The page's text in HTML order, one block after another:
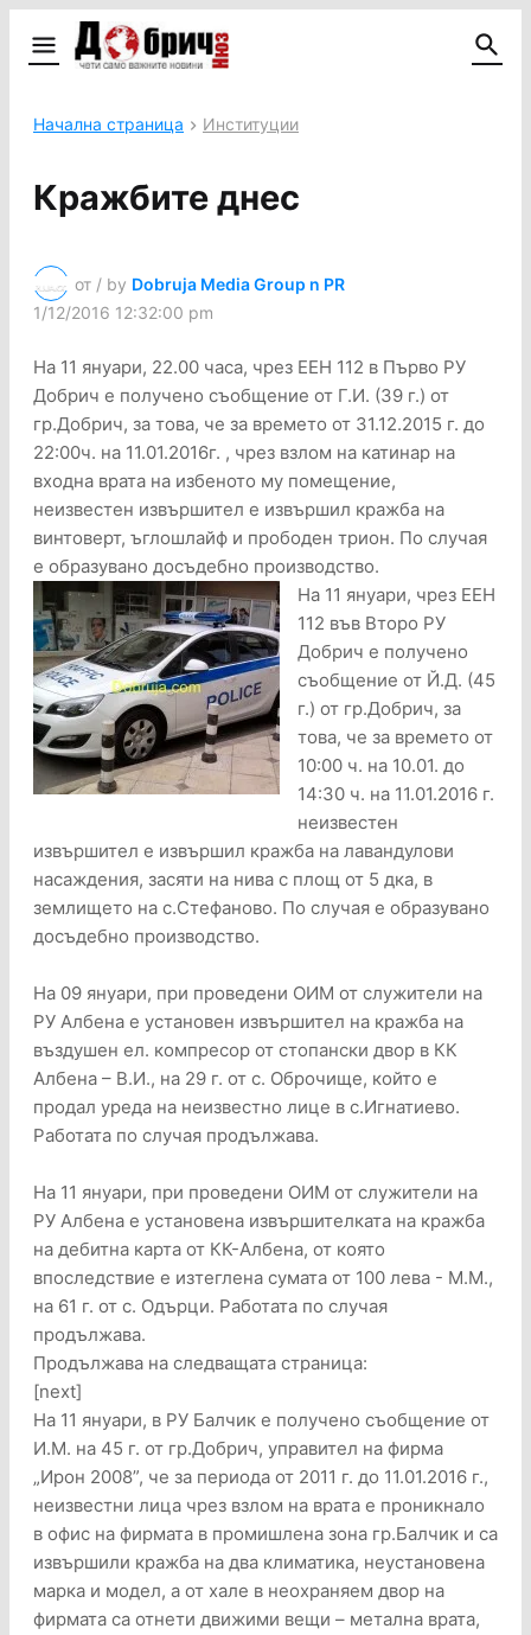
Начална страница Институции
Кражбите днес
от / by Dobruja Media Group n PR
1/12/2016 12:32:00 pm
На 11 януари, 22.00 часа, чрез ЕЕН 112 в Първо РУ
Добрич e получено съобщение от Г.И. (39 г.) от
гр.Добрич, за това, че за времето от 31.12.2015 г. до
22:00ч. на 11.01.2016г. , чрез взлом на катинар на
входна врата на избеното му помещение,
неизвестен извършител е извършил кражба на
винтоверт, ъглошлайф и прободен трион. По случая
е образувано досъдебно производство.
На 11 януари, чрез ЕЕН
112 във Второ РУ
Добрич e получено
съобщение от Й.Д. (45
г.) от гр.Добрич, за
това, че за времето от
10:00 ч. на 10.01. до
14:30 ч. на 11.01.2016 г.
неизвестен
извършител е извършил кражба на лавандулови
насаждения, засяти на нива с площ от 5 дка, в
землището на с.Стефаново. По случая е образувано
досъдебно производство.
На 09 януари, при проведени ОИМ от служители на
РУ Албена е установен извършител на кражба на
въздушен ел. компресор от стопански двор в КК
Албена – В.И., на 29 г. от с. Оброчище, който е
продал уреда на неизвестно лице в с.Игнатиево.
Работата по случая продължава.
На 11 януари, при проведени ОИМ от служители на
РУ Албена е установена извършителката на кражба
на дебитна карта от КК-Албена, от която
впоследствие е изтеглена сумата от 100 лева - М.М.,
на 61 г. от с. Одърци. Работата по случая
продължава.
Продължава на следващата страница:
[next]
На 11 януари, в РУ Балчик е получено съобщение от
И.М. на 45 г. от гр.Добрич, управител на фирма
„Ирон 2008”, че за периода от 2011 г. до 11.01.2016 г.,
неизвестни лица чрез взлом на врата е проникнало
в офис на фирмата в промишлена зона гр.Балчик и са
извършили кражба на два климатика, неустановена
марка и модел, а от хале в неохраняем двор на
фирмата са отнети движими вещи – метална врата,